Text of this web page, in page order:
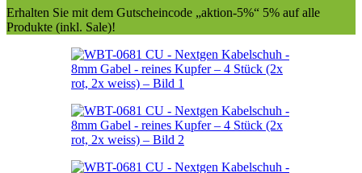
Erhalten Sie mit dem Gutscheincode „aktion-5%“ 5% auf alle
Produkte (inkl. Sale)!